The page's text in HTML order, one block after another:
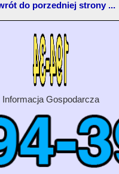
do porzedniej strony ...
Informacja Gospodarcza